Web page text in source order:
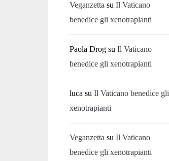
Veganzetta suIl Vaticano
benedice gli xenotrapianti
Paola Drog suIl Vaticano
benedice gli xenotrapianti
luca suIl Vaticano benedice gli
xenotrapianti
Veganzetta suIl Vaticano
benedice gli xenotrapianti